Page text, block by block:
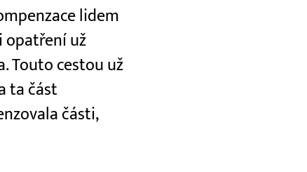
lidem
opatření už
Touto cestou už
ta část
části,